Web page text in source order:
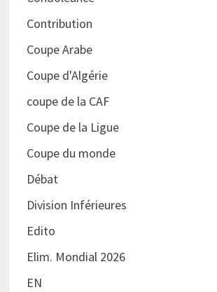
Contribution
Coupe Arabe
Coupe d'Algérie
coupe de la CAF
Coupe de la Ligue
Coupe du monde
Débat
Division Inférieures
Edito
Elim. Mondial 2026
EN